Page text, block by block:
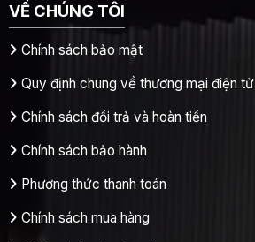
VỀ CHÚNG TÔI
Chính sách bảo mật
Quy định chung về thương mại điện tử
Chính sách đổi trả và hoàn tiền
Chính sách bảo hành
Phương thức thanh toán
Chính sách mua hàng